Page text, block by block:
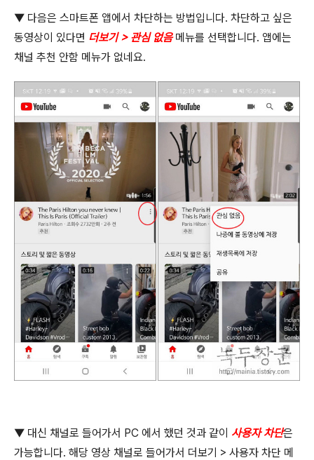
▼ 다음은 스마트폰 앱에서 차단하는 방법입니다. 차단하고 싶은
동영상이 있다면 더보기> 관심 없음 메뉴를 선택합니다. 앱에는
채널 추천 안함 메뉴가 없네요.
▼ 대신 채널로 들어가서 PC 에서 했던 것과 같이 사용자 차단은
가능합니다. 해당 영상 채널로 들어가서 더보기 > 사용자 차단 메